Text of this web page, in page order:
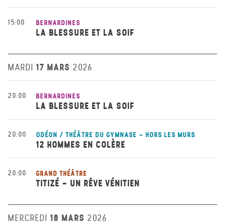
15:00 BERNARDINES
LA BLESSURE ET LA SOIF
MARDI 17 MARS 2026
20:00 BERNARDINES
LA BLESSURE ET LA SOIF
20:00 ODÉON / THÉÂTRE DU GYMNASE - HORS LES MURS
12 HOMMES EN COLÈRE
20:00 GRAND THÉÂTRE
TITIZÉ - UN RÊVE VÉNITIEN
MERCREDI 18 MARS 2026